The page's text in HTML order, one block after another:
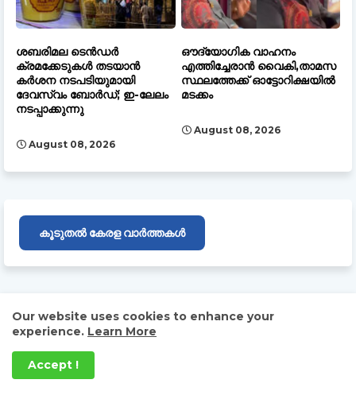
ശബരിമല ടെൻഡർ
ക്രമക്കേടുകൾ തടയാൻ
കർശന നടപടിയുമായി
ദേവസ്വം ബോർഡ്; ഇ-ലേലം
നടപ്പാക്കുന്നു
August 08, 2026
ഔദ്യോഗിക വാഹനം
എത്തിച്ചേരാൻ വൈകി,താമസ
സ്ഥലത്തേക്ക് ഓട്ടോറിക്ഷയിൽ
മടക്കം
August 08, 2026
കൂടുതൽ കേരള വാർത്തകൾ
BROCHURE DAILY MALAYALY 2024
Our website uses cookies to enhance your
experience. Learn More
Accept !